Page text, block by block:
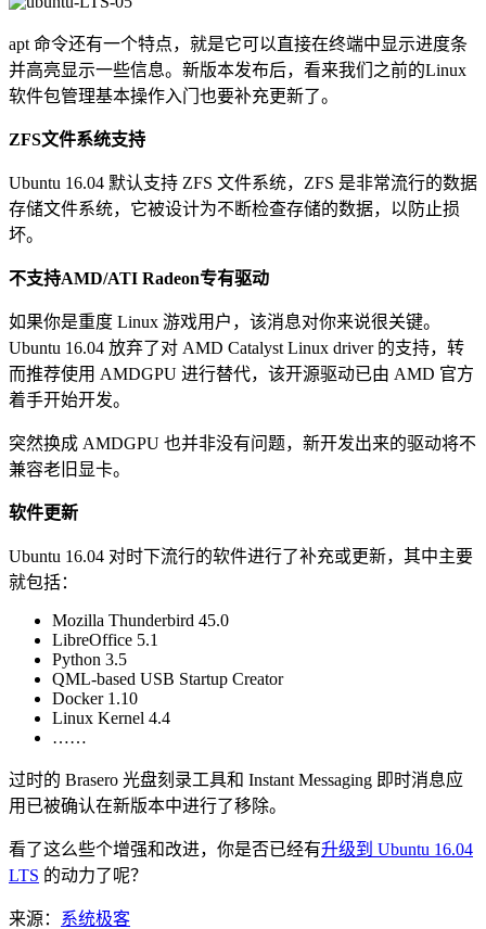
apt 命令还有一个特点，就是它可以直接在终端中显示进度条
并高亮显示一些信息。新版本发布后，看来我们之前的Linux
软件包管理基本操作入门也要补充更新了。
ZFS文件系统支持
Ubuntu 16.04 默认支持 ZFS 文件系统，ZFS 是非常流行的数据
存储文件系统，它被设计为不断检查存储的数据，以防止损
坏。
不支持AMD/ATI Radeon专有驱动
如果你是重度 Linux 游戏用户，该消息对你来说很关键。
Ubuntu 16.04 放弃了对 AMD Catalyst Linux driver 的支持，转
而推荐使用 AMDGPU 进行替代，该开源驱动已由 AMD 官方
着手开始开发。
突然换成 AMDGPU 也并非没有问题，新开发出来的驱动将不
兼容老旧显卡。
软件更新
Ubuntu 16.04 对时下流行的软件进行了补充或更新，其中主要
就包括：
Mozilla Thunderbird 45.0
LibreOffice 5.1
Python 3.5
QML-based USB Startup Creator
Docker 1.10
Linux Kernel 4.4
……
过时的 Brasero 光盘刻录工具和 Instant Messaging 即时消息应
用已被确认在新版本中进行了移除。
看了这么些个增强和改进，你是否已经有升级到 Ubuntu 16.04
LTS 的动力了呢？
来源： 系统极客